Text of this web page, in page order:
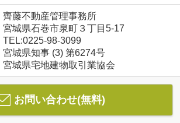
齊藤不動産管理事務所
宮城県石巻市泉町３丁目5-17
TEL:0225-98-3099
宮城県知事 (3) 第6274号
宮城県宅地建物取引業協会
お問い合わせ(無料)